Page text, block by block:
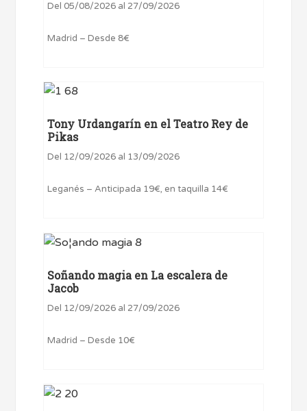
Del 05/08/2026 al 27/09/2026
Madrid – Desde 8€
Tony Urdangarín en el Teatro Rey de
Pikas
Del 12/09/2026 al 13/09/2026
Leganés – Anticipada 19€, en taquilla 14€
Soñando magia en La escalera de
Jacob
Del 12/09/2026 al 27/09/2026
Madrid – Desde 10€